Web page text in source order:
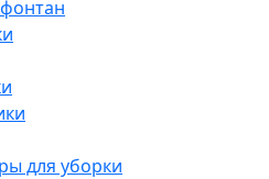
для уборки